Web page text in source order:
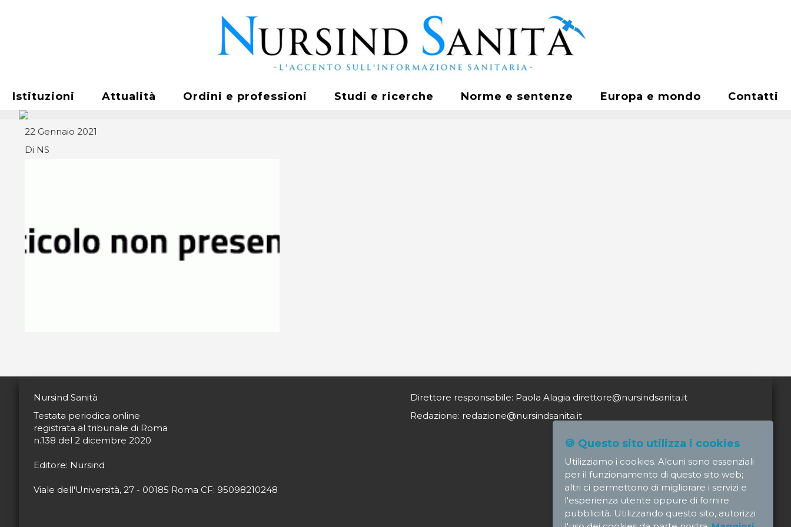
Istituzioni Attualità Ordini e professioni Studi e ricerche Norme e sentenze Europa e mondo Contatti
22 Gennaio 2021
Di NS
Nursind Sanità
Testata periodica online
registrata al tribunale di Roma
n.138 del 2 dicembre 2020
Editore: Nursind
Viale dell'Università, 27 - 00185 Roma CF: 95098210248
Direttore responsabile: Paola Alagia direttore@nursindsanita.it
Redazione: redazione@nursindsanita.it
🍪 Questo sito utilizza i cookies
Utilizziamo i cookies. Alcuni sono essenziali
per il funzionamento di questo sito web;
altri ci permettono di migliorare i servizi e
l'esperienza utente oppure di fornire
pubblicità. Utilizzando questo sito, autorizzi